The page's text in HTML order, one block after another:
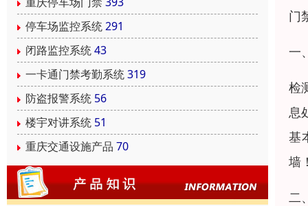
停车场监控系统291
闭路监控系统43
一卡通门禁考勤系统319
防盗报警系统 56
楼宇对讲系统 51
重庆交通设施产品 70
门
一
检
息
基
墙
二